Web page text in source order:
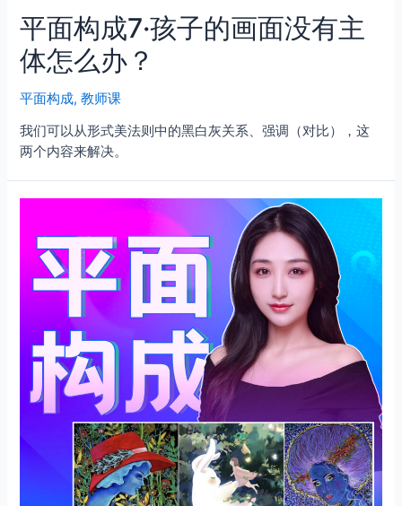
平面构成7·孩子的画面没有主
体怎么办？
平面构成,教师课
我们可以从形式美法则中的黑白灰关系、强调（对比），这
两个内容来解决。